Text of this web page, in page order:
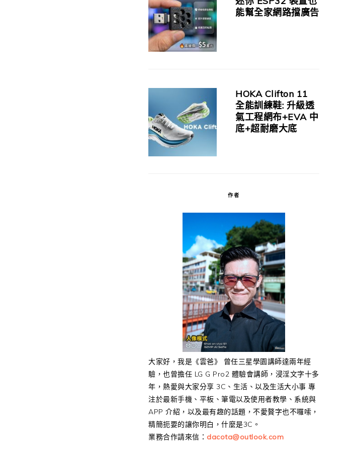
能幫全家網路擋廣告
HOKA Clifton 11
全能訓練鞋: 升級透
氣工程網布+EVA 中
底+超耐磨大底
作者
大家好，我是《雲爸》 曾任三星學園講師達兩年經
驗，也曾擔任 LG G Pro2 體驗會講師，浸淫文字十多
年，熱愛與大家分享 3C、生活、以及生活大小事 專
注於最新手機、平板、筆電以及使用者教學、系統與
APP 介紹，以及最有趣的話題，不愛贅字也不囉嗦，
精簡扼要的讓你明白，什麼是3C。
業務合作請來信： dacota@outlook.com